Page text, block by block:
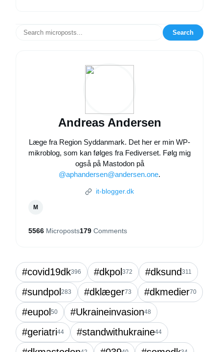
Search
Andreas Andersen
Læge fra Region Syddanmark. Det her er min WP-
mikroblog, som kan følges fra Fediverset. Følg mig
også på Mastodon på
@aphandersen@andersen.one.
it-blogger.dk
M
5566 Microposts179 Comments
#covid19dk396 #dkpol372 #dksund311
#sundpol283 #dklæger73 #dkmedier70
#eupol50 #Ukraineinvasion48
#geriatri44 #standwithukraine44